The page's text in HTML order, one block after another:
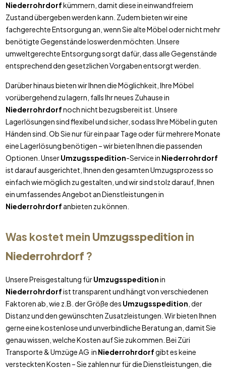
Niederrohrdorfkümmern, damit diese in einwandfreiem
Zustand übergeben werden kann. Zudem bieten wir eine
fachgerechte Entsorgung an, wenn Sie alte Möbel oder nicht mehr
benötigte Gegenstände loswerden möchten. Unsere
umweltgerechte Entsorgung sorgt dafür, dass alle Gegenstände
entsprechend den gesetzlichen Vorgaben entsorgt werden.
Darüber hinaus bieten wir Ihnen die Möglichkeit, Ihre Möbel
vorübergehend zu lagern, falls Ihr neues Zuhause in
Niederrohrdorfnoch nicht bezugsbereit ist. Unsere
Lagerlösungen sind flexibel und sicher, sodass Ihre Möbel in guten
Händen sind. Ob Sie nur für ein paar Tage oder für mehrere Monate
eine Lagerlösung benötigen – wir bieten Ihnen die passenden
Optionen. UnserUmzugsspedition-Service in Niederrohrdorf
ist darauf ausgerichtet, Ihnen den gesamten Umzugsprozess so
einfach wie möglich zu gestalten, und wir sind stolz darauf, Ihnen
ein umfassendes Angebot an Dienstleistungen in
Niederrohrdorf anbieten zu können.
Was kostet mein Umzugsspeditionin
Niederrohrdorf ?
Unsere Preisgestaltung fürUmzugsspeditionin
Niederrohrdorfist transparent und hängt von verschiedenen
Faktoren ab, wie z.B. der Größe des Umzugsspedition , der
Distanz und den gewünschten Zusatzleistungen. Wir bieten Ihnen
gerne eine kostenlose und unverbindliche Beratung an, damit Sie
genau wissen, welche Kosten auf Sie zukommen. Bei Züri
Transporte & Umzüge AG in Niederrohrdorfgibt es keine
versteckten Kosten – Sie zahlen nur für die Dienstleistungen, die